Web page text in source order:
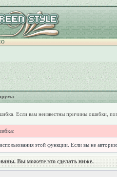
Если вам неизвестны причины ошибки,
этой функции. Если вы не
Вы можете это сделать ниже.